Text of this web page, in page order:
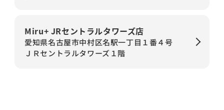
Miru+ JRセントラルタワーズ店
愛知県名古屋市中村区名駅一丁目１番４号
ＪＲセントラルタワーズ１階